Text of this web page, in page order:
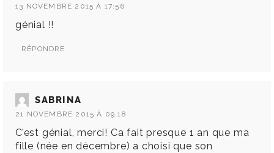
13 NOVEMBRE 2015 À 17:56
génial !!
RÉPONDRE
SABRINA
21 NOVEMBRE 2015 À 09:18
C’est génial, merci! Ca fait presque 1 an que ma
fille (née en décembre) a choisi que son